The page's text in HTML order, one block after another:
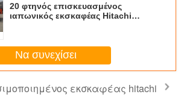
20 φτηνός επισκευασμένος
ιαπωνικός εκσκαφέας Hitachi
Να συνεχίσει
εκσκαφέας hitachi